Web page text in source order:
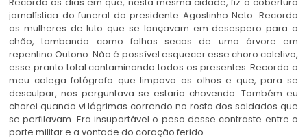
jornalística do funeral do presidente Agostinho Neto. Recordo
as mulheres de luto que se lançavam em desespero para o
chão, tombando como folhas secas de uma árvore em
repentino Outono. Não é possível esquecer esse choro coletivo,
esse pranto total contaminando todos os presentes. Recordo o
meu colega fotógrafo que limpava os olhos e que, para se
desculpar, nos perguntava se estaria chovendo. Também eu
chorei quando vi lágrimas correndo no rosto dos soldados que
se perfilavam. Era insuportável o peso desse contraste entre o
porte militar e a vontade do coração ferido.